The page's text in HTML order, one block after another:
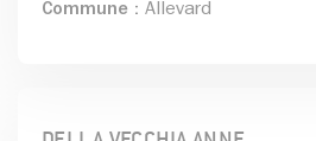
Commune : Allevard